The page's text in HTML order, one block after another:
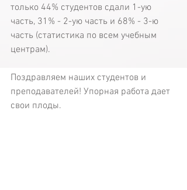
только 44% студентов сдали 1-ую
часть, 31% - 2-ую часть и 68% - 3-ю
часть (статистика по всем учебным
центрам).
Поздравляем наших студентов и
преподавателей! Упорная работа дает
свои плоды.